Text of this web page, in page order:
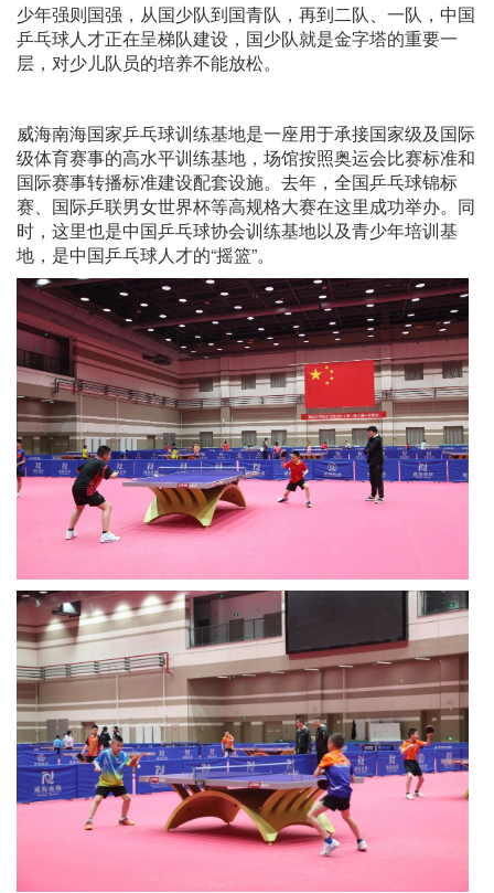
少年强则国强，从国少队到国青队，再到二队、一队，中国
乒乓球人才正在呈梯队建设，国少队就是金字塔的重要一
层，对少儿队员的培养不能放松。
威海南海国家乒乓球训练基地是一座用于承接国家级及国际
级体育赛事的高水平训练基地，场馆按照奥运会比赛标准和
国际赛事转播标准建设配套设施。去年，全国乒乓球锦标
赛、国际乒联男女世界杯等高规格大赛在这里成功举办。同
时，这里也是中国乒乓球协会训练基地以及青少年培训基
地，是中国乒乓球人才的“摇篮”。